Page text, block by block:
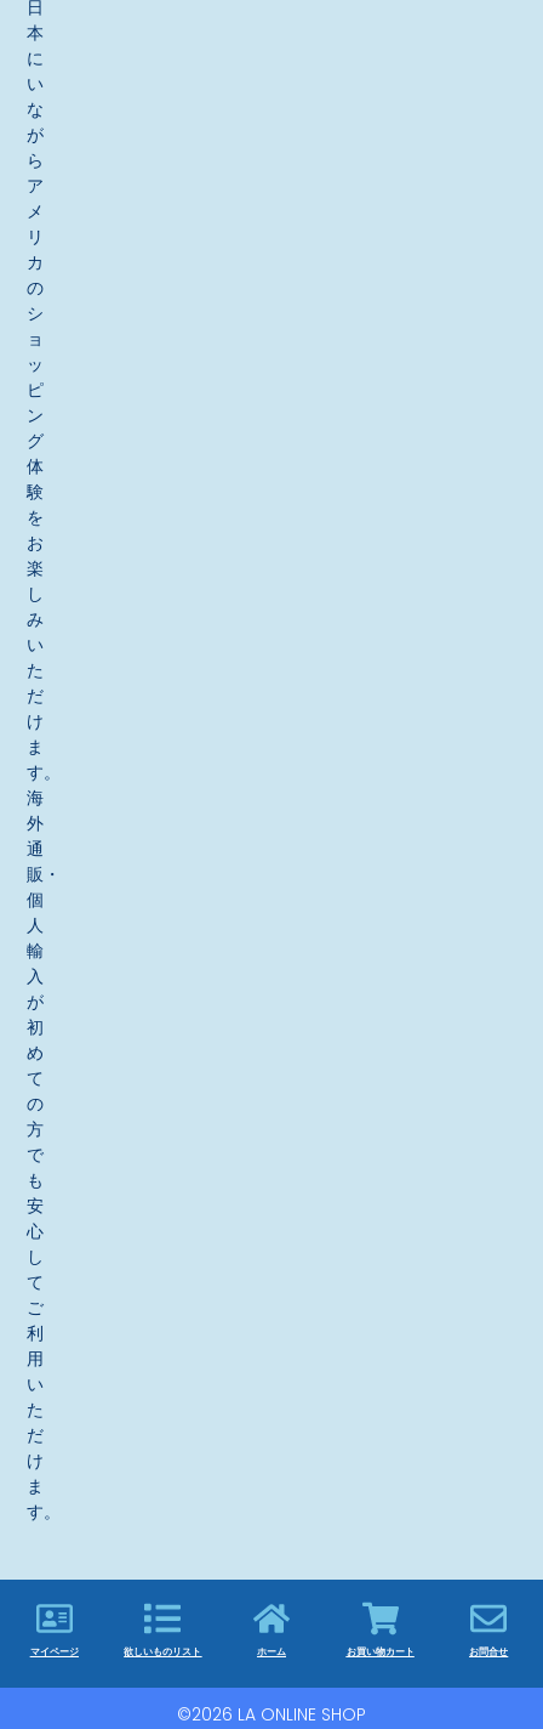
日
本
に
い
な
が
ら
ア
メ
リ
カ
の
シ
ョ
ッ
ピ
ン
グ
体
験
を
お
楽
し
み
い
た
だ
け
ま
す。
海
外
通
販・
個
人
輸
入
が
初
め
て
の
方
で
も
安
心
し
て
ご
利
用
い
た
だ
け
ま
す。
マイページ 欲しいものリスト ホーム お買い物カート お問合せ
©2026 LA ONLINE SHOP